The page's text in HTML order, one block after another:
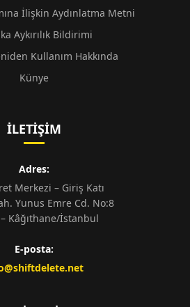
İlişkin Aydınlatma Metni
Aykırılık Bildirimi
Kullanım Hakkında
Künye
İLETIŞIM
Adres:
Merkezi – Giriş Katı
Yunus Emre Cd. No:8
Kâğıthane/İstanbul
E-posta: